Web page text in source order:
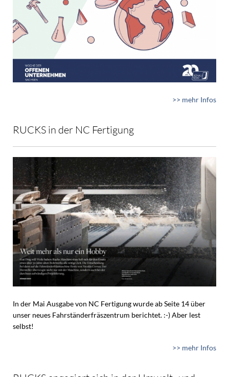
>> mehr Infos
RUCKS in der NC Fertigung
In der Mai Ausgabe von NC Fertigung wurde ab Seite 14 über
unser neues Fahrständerfräszentrum berichtet. :-) Aber lest
selbst!
>> mehr Infos